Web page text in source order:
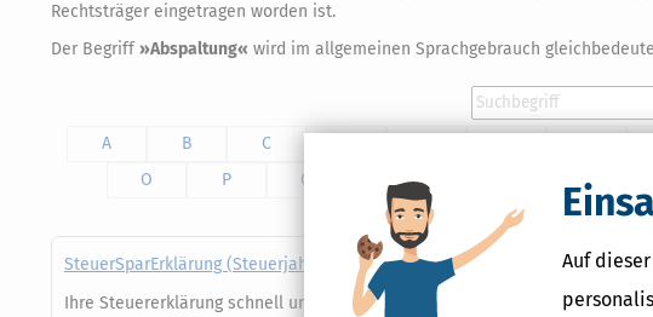
Auf
Rechtsträger eingetragen worden ist.
Der Begriff»Abspaltung« wird im allgemeinen Sprachgebrauch
A
B C
O
P Q
SteuerSparErklärung (Steuerjahr 2025)
Ihre Steuererklärung schnell und sicher im Browser erledigen – ohne